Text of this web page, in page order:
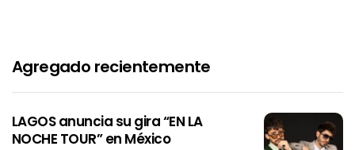
Agregado recientemente
LAGOS anuncia su gira “EN LA
NOCHE TOUR” en México